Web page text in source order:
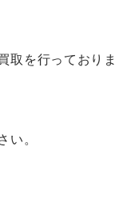
取を行っておりま
い。